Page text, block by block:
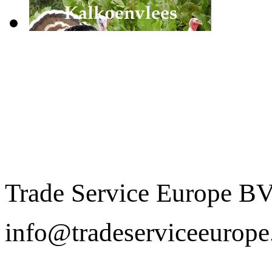
Trade Service Europe